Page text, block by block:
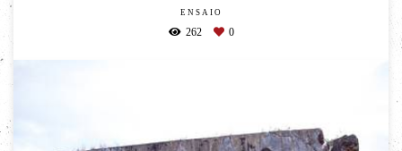
ENSAIO
262 0